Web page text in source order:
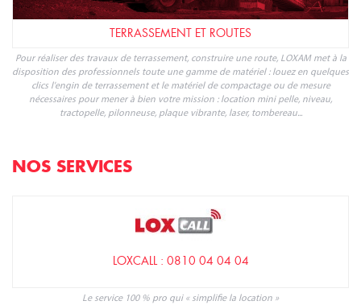
TERRASSEMENT ET ROUTES
Pour réaliser des travaux de terrassement, construire une route, LOXAM met à la
disposition des professionnels toute une gamme de matériel : louez en quelques
clics l'engin de terrassement et le matériel de compactage ou de mesure
nécessaires pour mener à bien votre mission : location mini pelle, niveau,
tractopelle, pilonneuse, plaque vibrante, laser, tombereau...
NOS SERVICES
LOXCALL : 0810 04 04 04
Le service 100 % pro qui « simplifie la location »